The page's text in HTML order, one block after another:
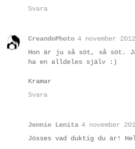
Svara
CreandoPhoto 4 november
Hon är ju så söt, så söt.
ha en alldeles själv :)
Kramar
Svara
Jennie Lenita 4 november
Jösses vad duktig du är!